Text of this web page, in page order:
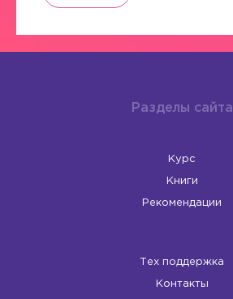
Разделы сайта
Курс
Книги
Рекомендации
Тех поддержка
Контакты